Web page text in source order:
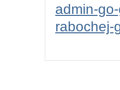
admin-
rabochej-